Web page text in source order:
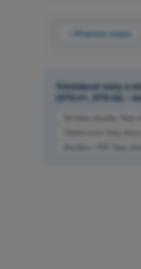
Předchozí otázka
Tréninkové testy a
(STS-01, STS-02) -
Zkouška v PDF Testy